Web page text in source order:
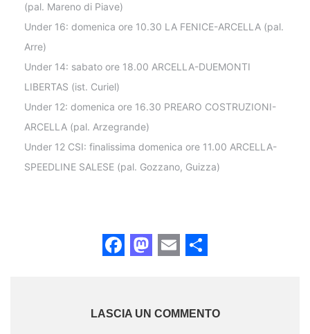
(pal. Mareno di Piave)
Under 16: domenica ore 10.30 LA FENICE-ARCELLA (pal.
Arre)
Under 14: sabato ore 18.00 ARCELLA-DUEMONTI
LIBERTAS (ist. Curiel)
Under 12: domenica ore 16.30 PREARO COSTRUZIONI-
ARCELLA (pal. Arzegrande)
Under 12 CSI: finalissima domenica ore 11.00 ARCELLA-
SPEEDLINE SALESE (pal. Gozzano, Guizza)
LASCIA UN COMMENTO